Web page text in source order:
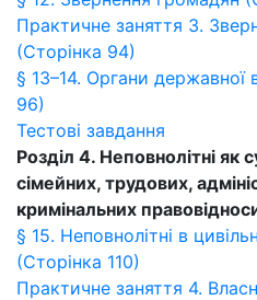
Практичне заняття 3.
(Сторінка 94)
§ 13–14. Органи державної
96)
Тестові завдання
Розділ 4. Неповнолітні як
сімейних, трудових,
кримінальних
§ 15. Неповнолітні в
(Сторінка 110)
Практичне заняття 4.